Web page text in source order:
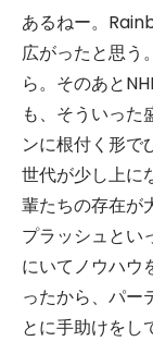
あるねー。
広がったと思う
ら。そのあと
も、そういった
ンに根付く形で
世代が少し上に
輩たちの存在が
プラッシュとい
にいてノウハウ
ったから、パー
とに手助けをし